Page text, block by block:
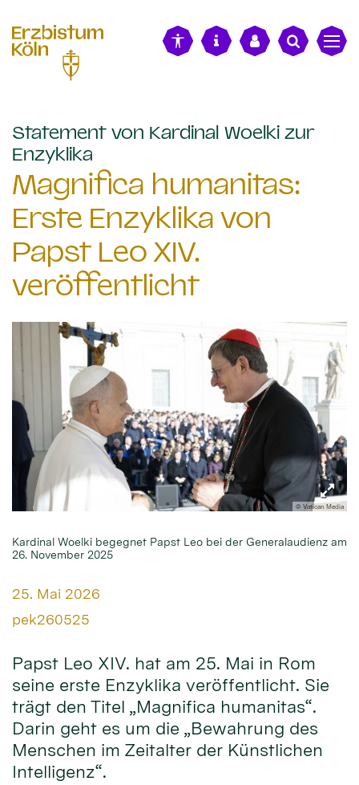
Statement von Kardinal Woelki zur
Enzyklika
Magnifica humanitas:
Erste Enzyklika von
Papst Leo XIV.
veröffentlicht
© Vatican Media
Kardinal Woelki begegnet Papst Leo bei der Generalaudienz am
26. November 2025
Datum:
25. Mai 2026
Von:
pek260525
Papst Leo XIV. hat am 25. Mai in Rom
seine erste Enzyklika veröffentlicht. Sie
trägt den Titel „Magnifica humanitas“.
Darin geht es um die „Bewahrung des
Menschen im Zeitalter der Künstlichen
Intelligenz“.